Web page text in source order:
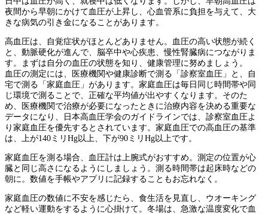
夜間から早朝にかけて血圧が上昇し、心血管系に負担を与えて、大
きな病気の引き金になることがあります。
高血圧は、自覚症状がほとんどありません。血圧の高い状態が続く
と、動脈硬化が進んで、脳卒中や心疾患、慢性腎臓病につながりま
す。まずは自分の血圧の状態を知り、健康管理に努めましょう。
血圧の測定には、医療機関や健康診断で測る「診察室血圧」と、自
宅で測る「家庭血圧」があります。家庭血圧は毎日同じ時間帯や同
じ環境で測ることで、正確な平均値が出やすくなります。そのた
め、医療機関で治療が必要になったときに治療内容を決める重要な
データになり、日本高血圧学会のガイドラインでは、診察室血圧よ
り家庭血圧を優先するとされています。家庭血圧での高血圧の基準
は、上が140ミリHg以上、下が90ミリHg以上です。
家庭血圧を測る場合、血圧計は上腕式がおすすめ。測定の位置が心
臓と同じ高さになるようにしましょう。測る時間帯は起床時などの
朝に。数値を手帳やアプリに記録することもお忘れなく。
家庭血圧の数値に不安を感じたら、食生活を見直し、ウオーキング
など軽い運動をするように心掛けて。冬場は、急激な温度変化で血